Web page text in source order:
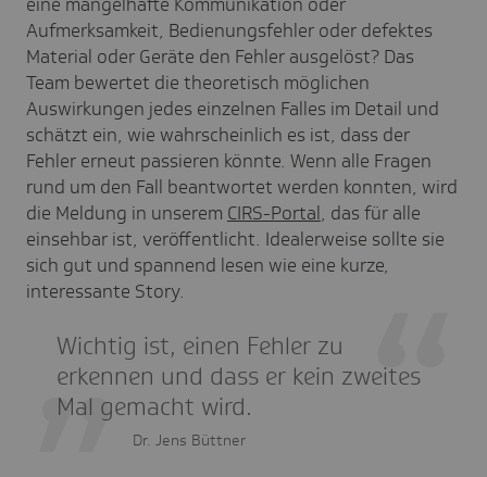
Aufmerksamkeit, Bedienungsfehler oder defektes
Material oder Geräte den Fehler ausgelöst? Das
Team bewertet die theoretisch möglichen
Auswirkungen jedes einzelnen Falles im Detail und
schätzt ein, wie wahrscheinlich es ist, dass der
Fehler erneut passieren könnte. Wenn alle Fragen
rund um den Fall beantwortet werden konnten, wird
die Meldung in unserem CIRS-Portal, das für alle
einsehbar ist, veröffentlicht. Idealerweise sollte sie
sich gut und spannend lesen wie eine kurze,
interessante Story.
Wichtig ist, einen Fehler zu
erkennen und dass er kein zweites
Mal gemacht wird.
Dr. Jens Büttner